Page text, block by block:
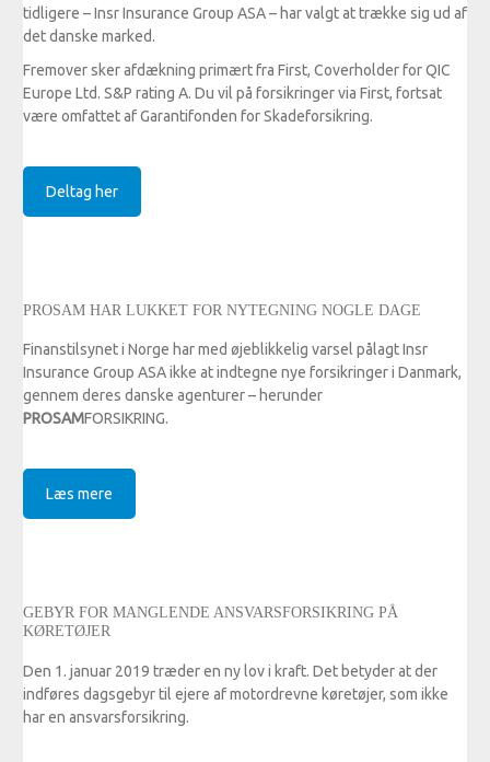
tidligere – Insr Insurance Group ASA – har valgt at trække sig ud af
det danske marked.
Fremover sker afdækning primært fra First, Coverholder for QIC
Europe Ltd. S&P rating A. Du vil på forsikringer via First, fortsat
være omfattet af Garantifonden for Skadeforsikring.
Deltag her
PROSAM HAR LUKKET FOR NYTEGNING NOGLE DAGE
Finanstilsynet i Norge har med øjeblikkelig varsel pålagt Insr
Insurance Group ASA ikke at indtegne nye forsikringer i Danmark,
gennem deres danske agenturer – herunder
PROSAMFORSIKRING.
Læs mere
GEBYR FOR MANGLENDE ANSVARSFORSIKRING PÅ
KØRETØJER
Den 1. januar 2019 træder en ny lov i kraft. Det betyder at der
indføres dagsgebyr til ejere af motordrevne køretøjer, som ikke
har en ansvarsforsikring.